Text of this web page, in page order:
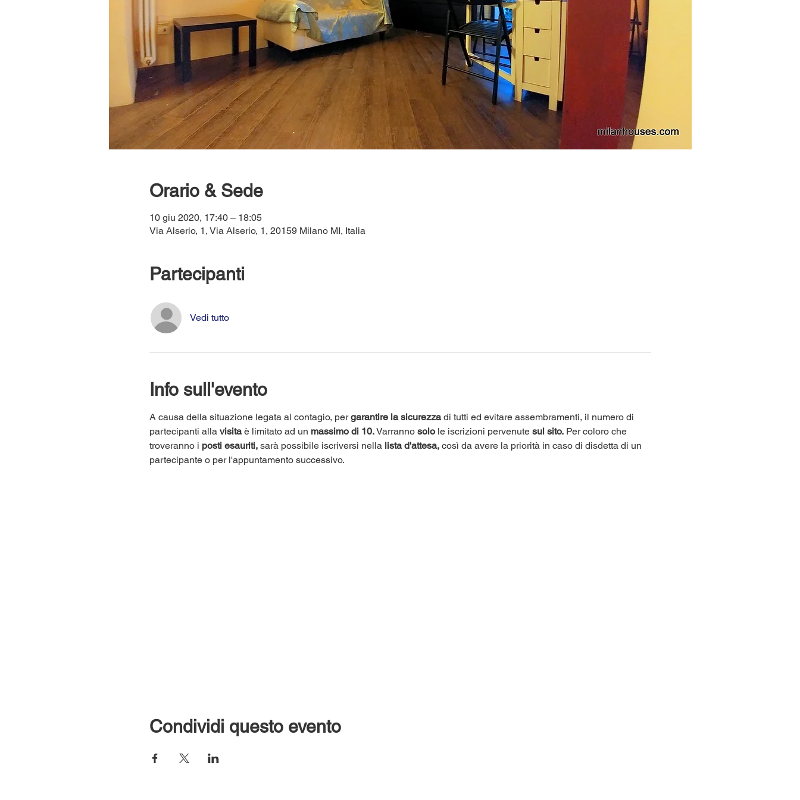
Orario & Sede
10 giu 2020, 17:40 – 18:05
Via Alserio, 1, Via Alserio, 1, 20159 Milano MI, Italia
Partecipanti
Vedi tutto
Info sull'evento
A causa della situazione legata al contagio, per garantire la sicurezza di tutti ed evitare assembramenti, il numero di
partecipanti alla visita è limitato ad un massimo di 10. Varranno solo le iscrizioni pervenute sul sito. Per coloro che
troveranno i posti esauriti, sarà possibile iscriversi nella lista d'attesa, così da avere la priorità in caso di disdetta di un
partecipante o per l'appuntamento successivo.
Condividi questo evento